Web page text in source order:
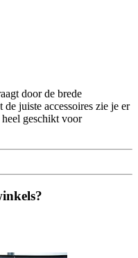
door de brede
juiste accessoires zie je er
geschikt voor